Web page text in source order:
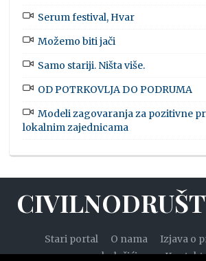
Serum festival, Hvar
Možemo biti jači
Samo stariji. Ništa više.
OD POTRKOVLJA DO PODRUMA
Modeli zagovaranja za pozitivne
lokalnim zajednicama
Stari portal O nama Izjava o
kolačićima
Kontakt